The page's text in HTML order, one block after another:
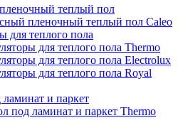
теплый пол
пленочный теплый пол Caleo
для теплого пола
для теплого пола Thermo
для теплого пола Electrolux
для теплого пола Royal
и паркет
под ламинат и паркет Thermo